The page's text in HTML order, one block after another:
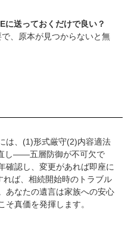
に送っておくだけで良い？
、原本が見つからないと無
は、(1)形式厳守(2)内容適法
し——五層防御が不可欠で
確認し、変更があれば即座に
れば、相続開始時のトラブル
あなたの遺言は家族への安心
そ真価を発揮します。